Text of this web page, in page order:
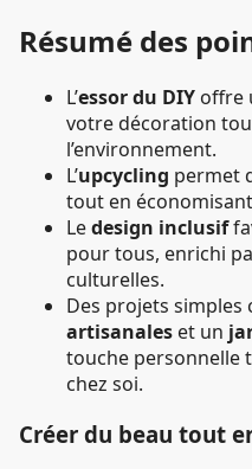
Résumé des
L’essor du DIY offre
votre décoration
l’environnement.
L’upcycling permet
tout en
Ledesign inclusif
pour tous, enrichi
culturelles.
Des projets simples
artisanales et un
touche personnelle
chez soi.
Créer du beau tout